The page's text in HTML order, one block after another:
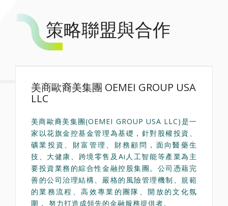
策略聯盟與合作
美商歐裔美集團 OEMEI GROUP USA
LLC
美商歐裔美集團(OEMEI GROUP USA LLC)是一
家以花旗金控基金管理為基礎，針對股權投資、
礦業投資、財富管理、財務顧問，面向醫藥生
技、大健康、跨境零售及Ai人工智能等產業為主
要投資業務的綜合性金融控股集團。公司憑藉完
善的公司治理結構、嚴格的風險管理機制、規範
的業務流程、高效專業的團隊、開放的文化氛
圍， 努力打造成領先的金融服務提供者。